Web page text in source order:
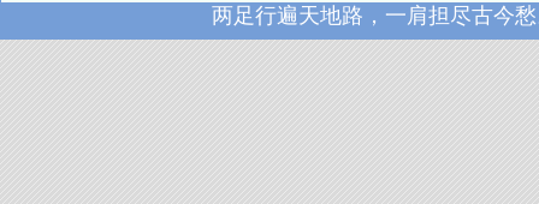
两足行遍天地路，一肩担尽古今